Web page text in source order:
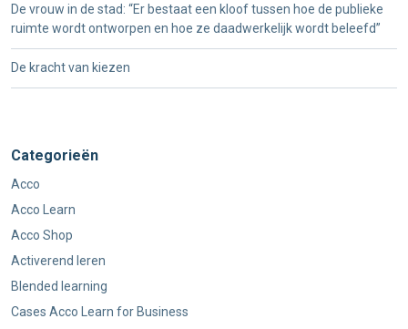
De vrouw in de stad: “Er bestaat een kloof tussen hoe de publieke
ruimte wordt ontworpen en hoe ze daadwerkelijk wordt beleefd”
De kracht van kiezen
Categorieën
Acco
Acco Learn
Acco Shop
Activerend leren
Blended learning
Cases Acco Learn for Business